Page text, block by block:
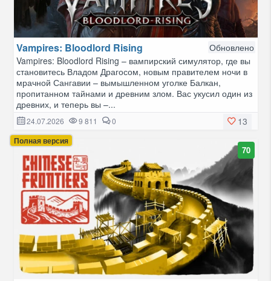
Vampires: Bloodlord Rising
Обновлено
Vampires: Bloodlord Rising – вампирский симулятор, где вы
становитесь Владом Драгосом, новым правителем ночи в
мрачной Сангавии – вымышленном уголке Балкан,
пропитанном тайнами и древним злом. Вас укусил один из
древних, и теперь вы –...
13
24.07.2026 9 811 0
Полная версия
70